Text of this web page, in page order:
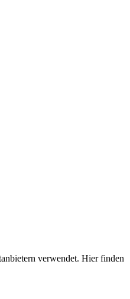
verwendet. Hier finden